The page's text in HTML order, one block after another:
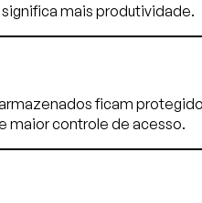
mais produtividade.
ficam
maior controle de acesso.